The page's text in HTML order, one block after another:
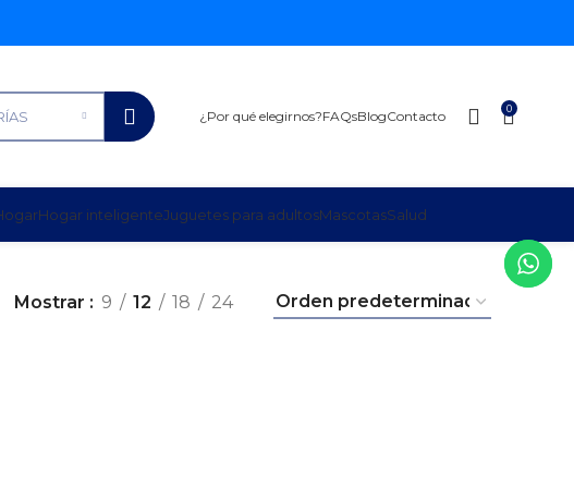
¿Por qué elegirnos?FAQsBlogContacto 0
Hogar inteligenteJuguetes para adultosMascotasSalud
Mostrar 9 12 18 24